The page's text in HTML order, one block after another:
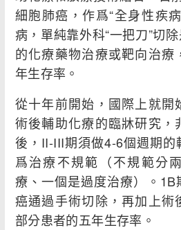
細胞肺癌，作爲“全身性疾
病，單純靠外科“一把刀”切
的化療藥物治療或靶向治療
年生存率。
從十年前開始，國際上就開
術後輔助化療的臨牀研究，
後，II-III期須做4-6個週期
爲治療不規範（不規範分
療、一個是過度治療）。
癌通過手術切除，再加上術
部分患者的五年生存率。